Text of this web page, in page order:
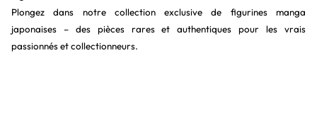
Plongez dans notre collection exclusive de figurines manga
japonaises – des pièces rares et authentiques pour les vrais
passionnés et collectionneurs.